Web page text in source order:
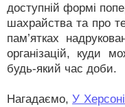
доступній формі
шахрайства та про
пам’ятках
організацій, куди
будь-який час доби.
Нагадаємо, У